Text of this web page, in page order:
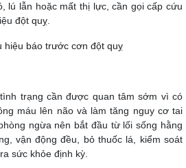
lú lẫn hoặc mất thị lực, cần gọi cấp cứu
đột quỵ.
hiệu báo trước cơn đột quỵ
trạng cần được quan tâm sớm vì có
máu lên não và làm tăng nguy cơ tai
ngừa nên bắt đầu từ lối sống hằng
vận động đều, bỏ thuốc lá, kiểm soát
sức khỏe định kỳ.